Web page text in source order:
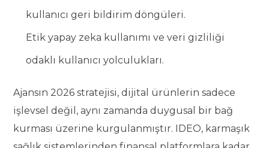
kullanıcı geri bildirim döngüleri.
Etik yapay zeka kullanımı ve veri gizliliği
odaklı kullanıcı yolculukları.
Ajansın 2026 stratejisi, dijital ürünlerin sadece
işlevsel değil, aynı zamanda duygusal bir bağ
kurması üzerine kurgulanmıştır. IDEO, karmaşık